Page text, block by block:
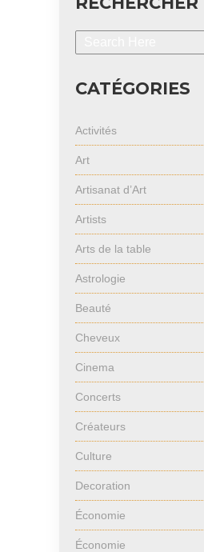
CATÉGORIES
Activités
Art
Artisanat d’Art
Artists
Arts de la table
Astrologie
Beauté
Cheveux
Cinema
Concerts
Créateurs
Culture
Decoration
Économie
Économie